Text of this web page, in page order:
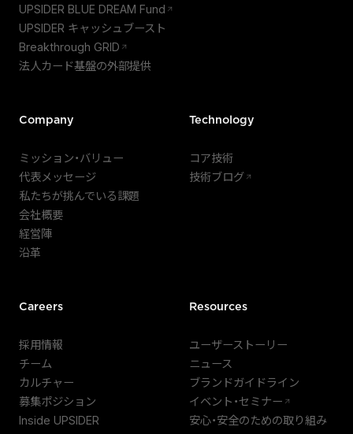
UPSIDER BLUE DREAM Fund
UPSIDER キャッシュブースト
Breakthrough GRID
法人カード基盤の外部提供
Company
ミッション・バリュー
代表メッセージ
私たちが挑んでいる課題
会社概要
経営陣
沿革
Technology
コア技術
技術ブログ
Careers
採用情報
チーム
カルチャー
募集ポジション
Inside UPSIDER
Resources
ユーザーストーリー
ニュース
ブランドガイドライン
イベント・セミナー
安心・安全のための取り組み